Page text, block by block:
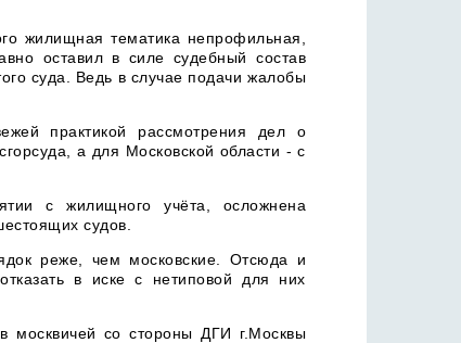
жилищная тематика непрофильная,
оставил в силе судебный состав
суда. Ведь в случае подачи жалобы
практикой рассмотрения дел о
а для Московской области - с
с жилищного учёта, осложнена
судов.
реже, чем московские. Отсюда и
в иске с нетиповой для них
москвичей со стороны ДГИ г.Москвы